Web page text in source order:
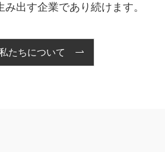
出す企業であり続けます。
たちについて